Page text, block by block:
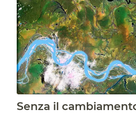
Senza il